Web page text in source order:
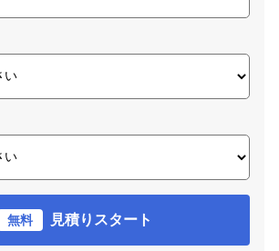
無料 見積りスタート